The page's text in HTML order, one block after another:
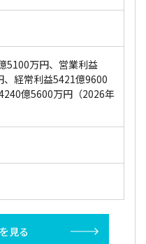
5100万円、営業利益
、経常利益5421億9600
億5600万円（2026年
見る